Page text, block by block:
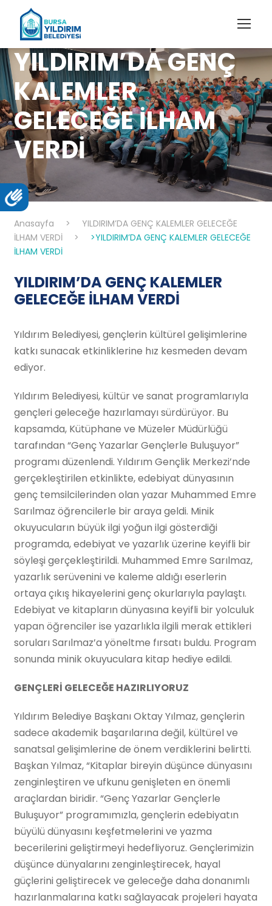
YILDIRIM’DA GENÇ
KALEMLER
GELECEĞE İLHAM
VERDİ
Anasayfa >
YILDIRIM’DA GENÇ KALEMLER GELECEĞE
İLHAM VERDİ
>
>YILDIRIM’DA GENÇ KALEMLER GELECEĞE
İLHAM VERDİ
YILDIRIM’DA GENÇ KALEMLER
GELECEĞE İLHAM VERDİ
Yıldırım Belediyesi, gençlerin kültürel gelişimlerine
katkı sunacak etkinliklerine hız kesmeden devam
ediyor.
Yıldırım Belediyesi, kültür ve sanat programlarıyla
gençleri geleceğe hazırlamayı sürdürüyor. Bu
kapsamda, Kütüphane ve Müzeler Müdürlüğü
tarafından “Genç Yazarlar Gençlerle Buluşuyor”
programı düzenlendi. Yıldırım Gençlik Merkezi’nde
gerçekleştirilen etkinlikte, edebiyat dünyasının
genç temsilcilerinden olan yazar Muhammed Emre
Sarılmaz öğrencilerle bir araya geldi. Minik
okuyucuların büyük ilgi yoğun ilgi gösterdiği
programda, edebiyat ve yazarlık üzerine keyifli bir
söyleşi gerçekleştirildi. Muhammed Emre Sarılmaz,
yazarlık serüvenini ve kaleme aldığı eserlerin
ortaya çıkış hikayelerini genç okurlarıyla paylaştı.
Edebiyat ve kitapların dünyasına keyifli bir yolculuk
yapan öğrenciler ise yazarlıkla ilgili merak ettikleri
soruları Sarılmaz’a yöneltme fırsatı buldu. Program
sonunda minik okuyuculara kitap hediye edildi.
GENÇLERİ GELECEĞE HAZIRLIYORUZ
Yıldırım Belediye Başkanı Oktay Yılmaz, gençlerin
sadece akademik başarılarına değil, kültürel ve
sanatsal gelişimlerine de önem verdiklerini belirtti.
Başkan Yılmaz, “Kitaplar bireyin düşünce dünyasını
zenginleştiren ve ufkunu genişleten en önemli
araçlardan biridir. “Genç Yazarlar Gençlerle
Buluşuyor” programımızla, gençlerin edebiyatın
büyülü dünyasını keşfetmelerini ve yazma
becerilerini geliştirmeyi hedefliyoruz. Gençlerimizin
düşünce dünyalarını zenginleştirecek, hayal
güçlerini geliştirecek ve geleceğe daha donanımlı
hazırlanmalarına katkı sağlayacak projeleri hayata